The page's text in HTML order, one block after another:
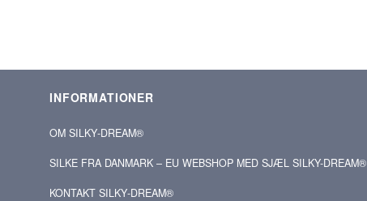
INFORMATIONER
OM SILKY‑DREAM®
SILKE FRA DANMARK – EU WEBSHOP MED SJÆL SILKY-DREAM®
KONTAKT SILKY‑DREAM®